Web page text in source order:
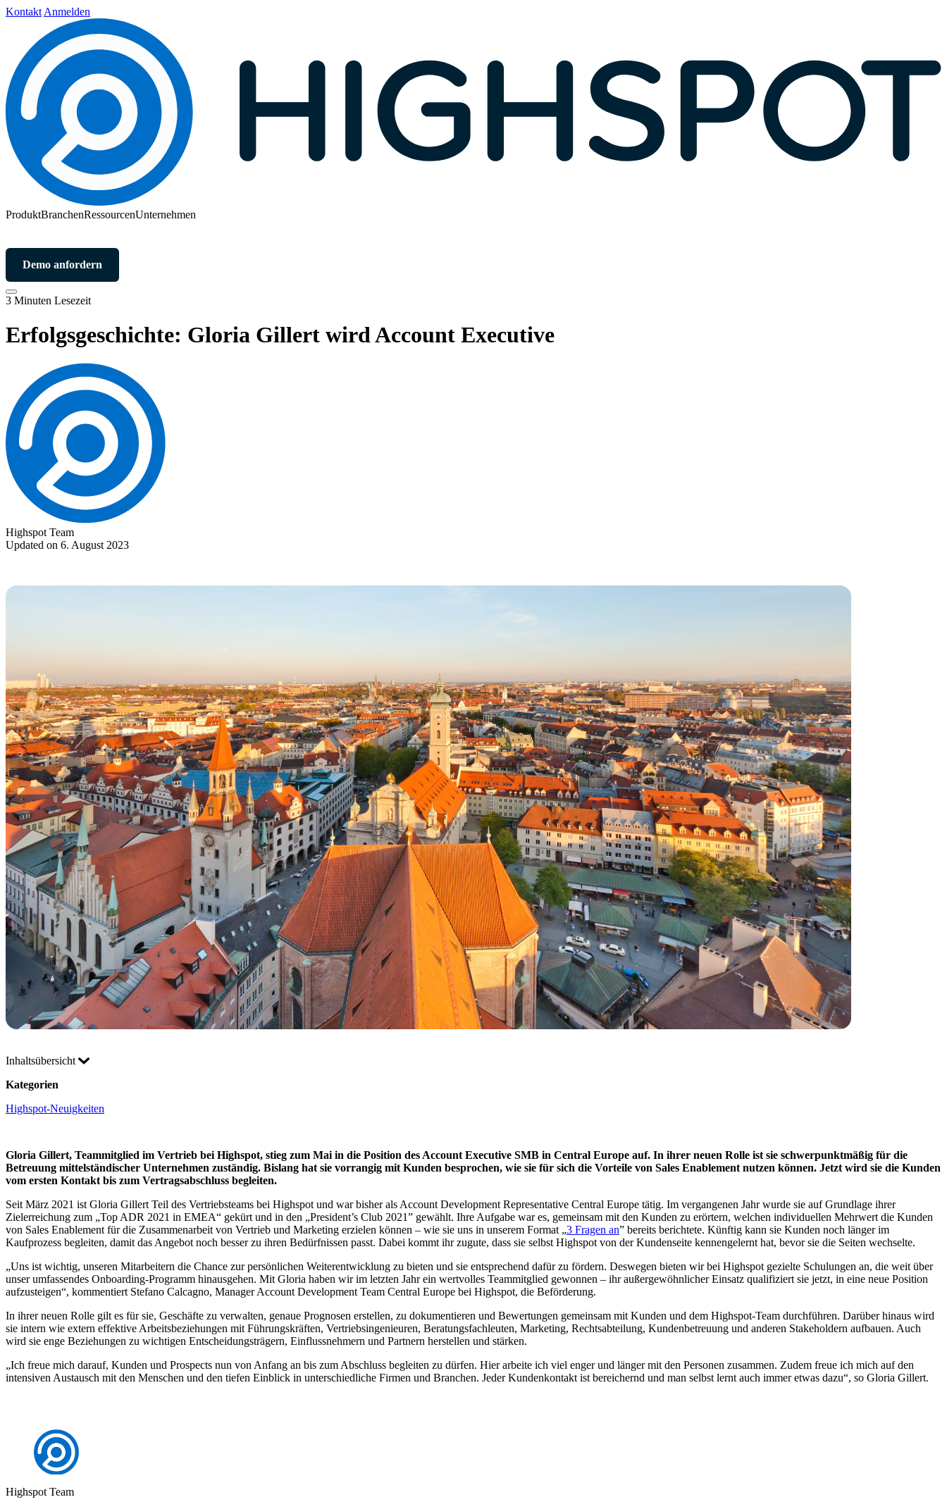
Kontakt Anmelden
ProduktBranchenRessourcenUnternehmen
Demo anfordern
3 Minuten Lesezeit
Erfolgsgeschichte: Gloria Gillert wird Account Executive
Highspot Team
Updated on 6. August 2023
Inhaltsübersicht
Kategorien
Highspot-Neuigkeiten
Gloria Gillert, Teammitglied im Vertrieb bei Highspot, stieg zum Mai in die Position des Account Executive SMB in Central Europe auf. In ihrer neuen Rolle ist sie schwerpunktmäßig für die
Betreuung mittelständischer Unternehmen zuständig. Bislang hat sie vorrangig mit Kunden besprochen, wie sie für sich die Vorteile von Sales Enablement nutzen können. Jetzt wird sie die Kunden
vom ersten Kontakt bis zum Vertragsabschluss begleiten.
Seit März 2021 ist Gloria Gillert Teil des Vertriebsteams bei Highspot und war bisher als Account Development Representative Central Europe tätig. Im vergangenen Jahr wurde sie auf Grundlage ihrer
Zielerreichung zum „Top ADR 2021 in EMEA“ gekürt und in den „President’s Club 2021” gewählt. Ihre Aufgabe war es, gemeinsam mit den Kunden zu erörtern, welchen individuellen Mehrwert die Kunden
von Sales Enablement für die Zusammenarbeit von Vertrieb und Marketing erzielen können – wie sie uns in unserem Format „3 Fragen an” bereits berichtete. Künftig kann sie Kunden noch länger im
Kaufprozess begleiten, damit das Angebot noch besser zu ihren Bedürfnissen passt. Dabei kommt ihr zugute, dass sie selbst Highspot von der Kundenseite kennengelernt hat, bevor sie die Seiten wechselte.
„Uns ist wichtig, unseren Mitarbeitern die Chance zur persönlichen Weiterentwicklung zu bieten und sie entsprechend dafür zu fördern. Deswegen bieten wir bei Highspot gezielte Schulungen an, die weit über
unser umfassendes Onboarding-Programm hinausgehen. Mit Gloria haben wir im letzten Jahr ein wertvolles Teammitglied gewonnen – ihr außergewöhnlicher Einsatz qualifiziert sie jetzt, in eine neue Position
aufzusteigen“, kommentiert Stefano Calcagno, Manager Account Development Team Central Europe bei Highspot, die Beförderung.
In ihrer neuen Rolle gilt es für sie, Geschäfte zu verwalten, genaue Prognosen erstellen, zu dokumentieren und Bewertungen gemeinsam mit Kunden und dem Highspot-Team durchführen. Darüber hinaus wird
sie intern wie extern effektive Arbeitsbeziehungen mit Führungskräften, Vertriebsingenieuren, Beratungsfachleuten, Marketing, Rechtsabteilung, Kundenbetreuung und anderen Stakeholdern aufbauen. Auch
wird sie enge Beziehungen zu wichtigen Entscheidungsträgern, Einflussnehmern und Partnern herstellen und stärken.
„Ich freue mich darauf, Kunden und Prospects nun von Anfang an bis zum Abschluss begleiten zu dürfen. Hier arbeite ich viel enger und länger mit den Personen zusammen. Zudem freue ich mich auf den
intensiven Austausch mit den Menschen und den tiefen Einblick in unterschiedliche Firmen und Branchen. Jeder Kundenkontakt ist bereichernd und man selbst lernt auch immer etwas dazu“, so Gloria Gillert.
Highspot Team